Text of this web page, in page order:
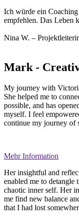
Ich würde ein
empfehlen. Das Leben
Nina W. –
Mark -
My journey with
She helped me to
possible, and has
myself. I feel
continue my journey of
Mehr Information
Her insightful and
enabled me to
chaotic inner self. Her
me find new balance
that I had lost